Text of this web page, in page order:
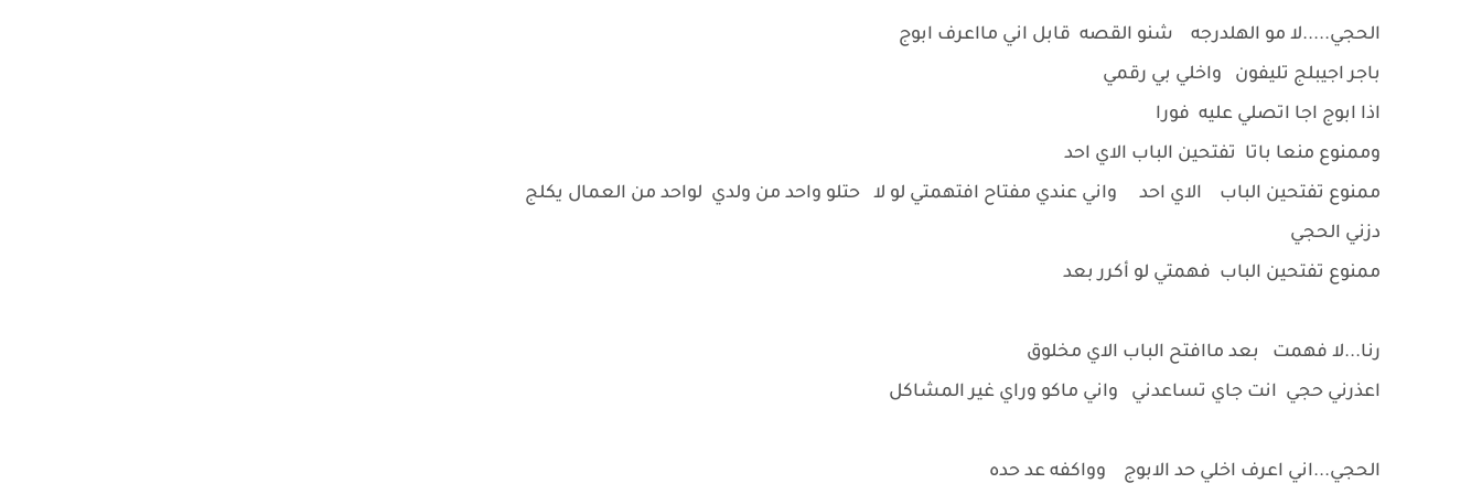
الحجي.....لا مو الهلدرجه شنو القصه قابل اني مااعرف ابوج
باجر اجيبلج تليفون واخلي بي رقمي
اذا ابوج اجا اتصلي عليه فورا
وممنوع منعا باتا تفتحين الباب الاي احد
ممنوع تفتحين الباب الاي احد واني عندي مفتاح افتهمتي لو لا حتلو واحد من ولدي لواحد من العمال يكلج
دزني الحجي
ممنوع تفتحين الباب فهمتي لو أكرر بعد
رنا...لا فهمت بعد ماافتح الباب الاي مخلوق
اعذرني حجي انت جاي تساعدني واني ماكو وراي غير المشاكل
الحجي...اني اعرف اخلي حد الابوج وواكفه عد حده